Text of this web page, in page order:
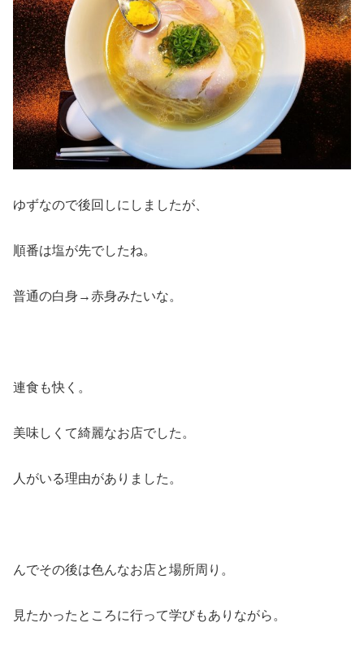
ゆずなので後回しにしましたが、
順番は塩が先でしたね。
普通の白身→赤身みたいな。
連食も快く。
美味しくて綺麗なお店でした。
人がいる理由がありました。
んでその後は色んなお店と場所周り。
見たかったところに行って学びもありながら。